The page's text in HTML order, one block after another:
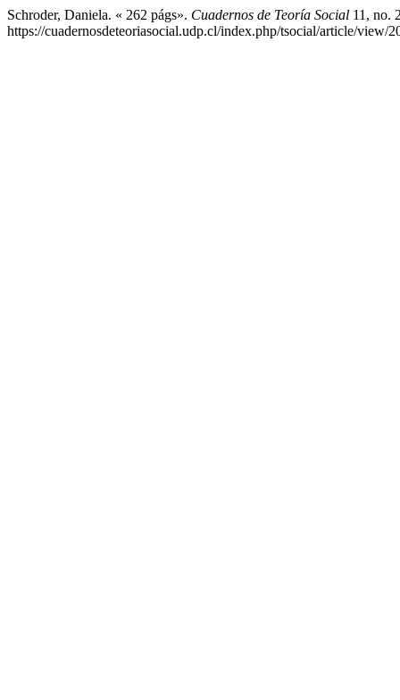
Schroder, Daniela. « 262 págs». Cuadernos de Teoría Social 11, no.
https://cuadernosdeteoriasocial.udp.cl/index.php/tsocial/article/view/